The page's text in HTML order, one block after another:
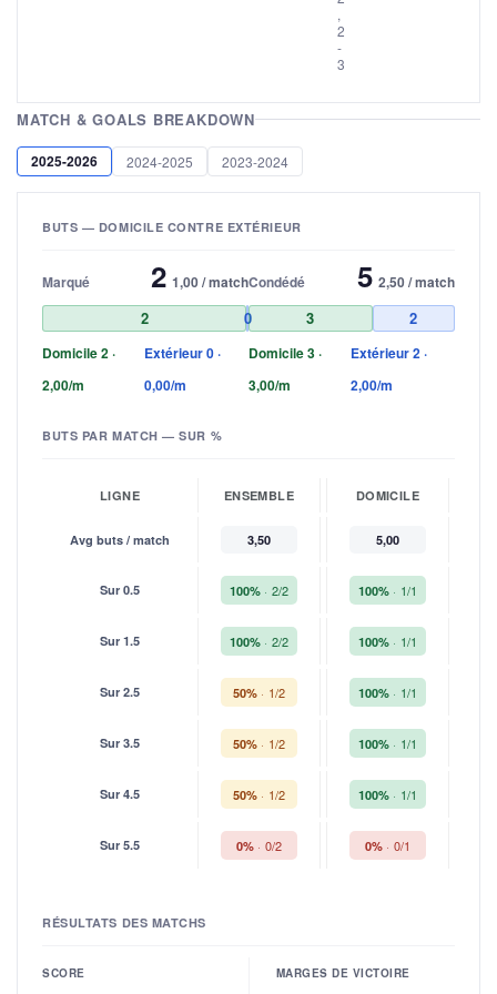
,
2
-
3
MATCH & GOALS BREAKDOWN
2025-2026 2024-2025 2023-2024
BUTS — DOMICILE CONTRE EXTÉRIEUR
Marqué 2 1,00 / match
2 0
Domicile 2 ·
2,00/m
Extérieur 0 ·
0,00/m
Condédé 5 2,50 / match
3 2
Domicile 3 ·
3,00/m
Extérieur 2 ·
2,00/m
BUTS PAR MATCH — SUR %
LIGNE ENSEMBLE DOMICILE
Avg buts / match 3,50 5,00
Sur 0.5 100% 2/2 100% 1/1
Sur 1.5 100% 2/2 100% 1/1
Sur 2.5 50% 1/2 100% 1/1
Sur 3.5 50% 1/2 100% 1/1
Sur 4.5 50% 1/2 100% 1/1
Sur 5.5 0% 0/2 0% 0/1
RÉSULTATS DES MATCHS
SCORE MARGES DE VICTOIRE